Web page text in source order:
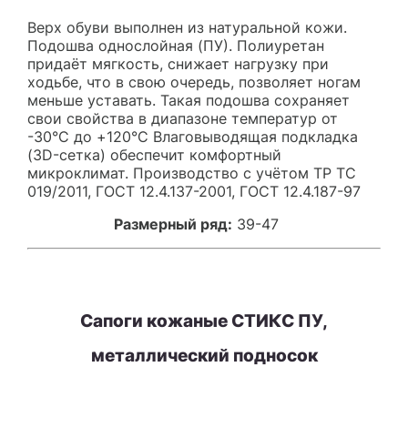
Верх обуви выполнен из натуральной кожи.
Подошва однослойная (ПУ). Полиуретан
придаёт мягкость, снижает нагрузку при
ходьбе, что в свою очередь, позволяет ногам
меньше уставать. Такая подошва сохраняет
свои свойства в диапазоне температур от
-30°С до +120°С Влаговыводящая подкладка
(3D-сетка) обеспечит комфортный
микроклимат. Производство с учётом ТР ТС
019/2011, ГОСТ 12.4.137-2001, ГОСТ 12.4.187-97
Размерный ряд: 39-47
Сапоги кожаные СТИКС ПУ,
металлический подносок